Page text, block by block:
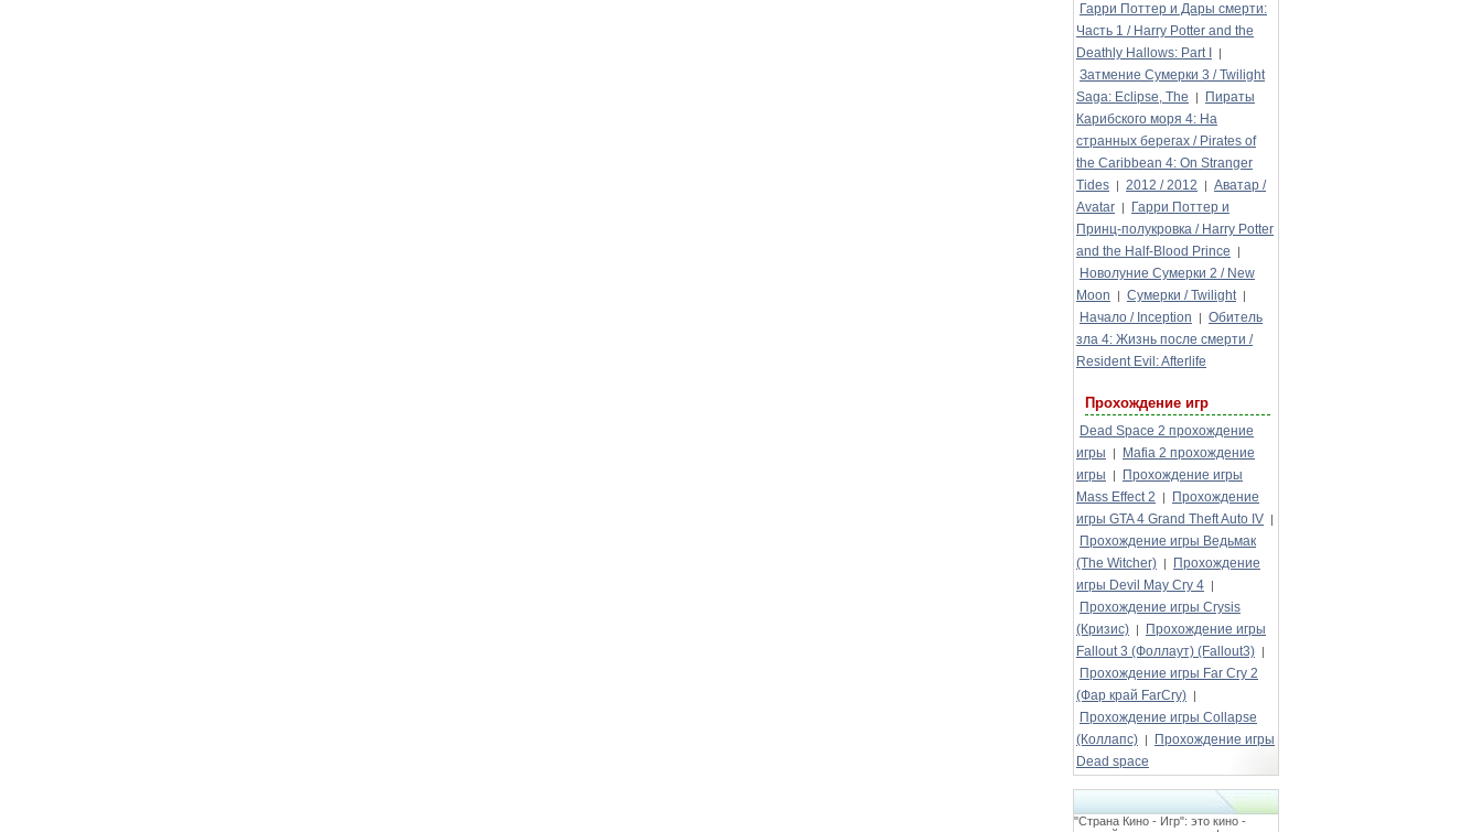
Гарри Поттер и Дары смерти:
Часть 1 / Harry Potter and the
Deathly Hallows: Part I
|
Затмение Сумерки 3 / Twilight
Saga: Eclipse, The
|
Пираты
Карибского моря 4: На
странных берегах / Pirates of
the Caribbean 4: On Stranger
Tides | 2012 / 2012 | Аватар /
Avatar |
Гарри Поттер и
Принц-полукровка / Harry Potter
and the Half-Blood Prince
|
Новолуние Сумерки 2 / New
Moon
| Сумерки / Twilight |
Начало / Inception | Обитель
зла 4: Жизнь после смерти /
Resident Evil: Afterlife
Прохождение игр
Dead Space 2 прохождение
игры
|
Mafia 2 прохождение
игры
|
Прохождение игры
Mass Effect 2
|
Прохождение
игры GTA 4 Grand Theft Auto IV |
Прохождение игры Ведьмак
(The Witcher) |
Прохождение
игры Devil May Cry 4 |
Прохождение игры Crysis
(Кризис) |
Прохождение игры
Fallout 3 (Фоллаут) (Fallout3) |
Прохождение игры Far Cry 2
(Фар край FarCry) |
Прохождение игры Collapse
(Коллапс) |
Прохождение игры
Dead space
"Страна Кино - Игр": это кино -